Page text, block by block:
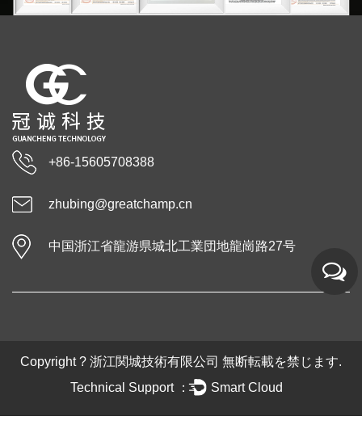
+86-15605708388
zhubing@greatchamp.cn
中国浙江省龍游県城北工業団地龍崗路27号
Copyright ? 浙江関城技術有限公司 無断転載を禁じます.
Technical Support ： Smart Cloud